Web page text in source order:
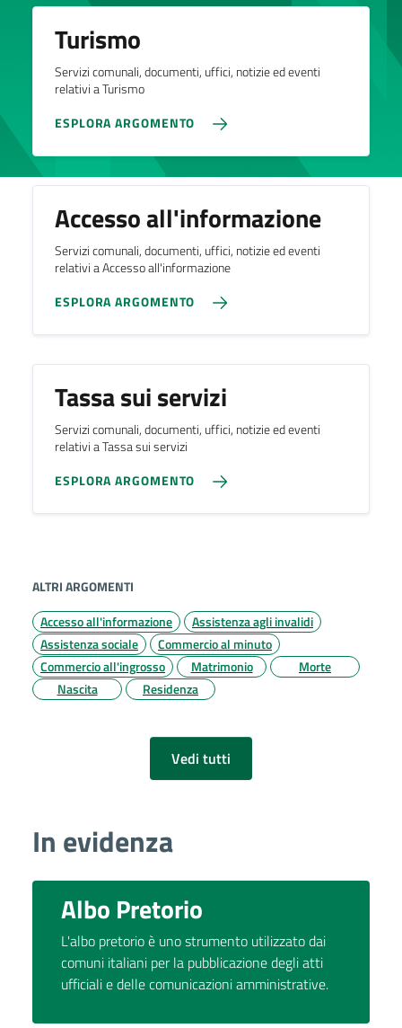
Turismo
Servizi comunali, documenti, uffici, notizie ed eventi
relativi a Turismo
ESPLORA ARGOMENTO
Accesso all'informazione
Servizi comunali, documenti, uffici, notizie ed eventi
relativi a Accesso all'informazione
ESPLORA ARGOMENTO
Tassa sui servizi
Servizi comunali, documenti, uffici, notizie ed eventi
relativi a Tassa sui servizi
ESPLORA ARGOMENTO
ALTRI ARGOMENTI
Accesso all'informazione
Assistenza agli invalidi
Assistenza sociale
Commercio al minuto
Commercio all'ingrosso
Matrimonio
Morte
Nascita
Residenza
Vedi tutti
In evidenza
Albo Pretorio
L'albo pretorio è uno strumento utilizzato dai
comuni italiani per la pubblicazione degli atti
ufficiali e delle comunicazioni amministrative.